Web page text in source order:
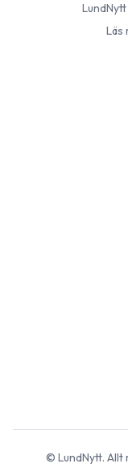
LundNytt
Läs
© LundNytt. Allt